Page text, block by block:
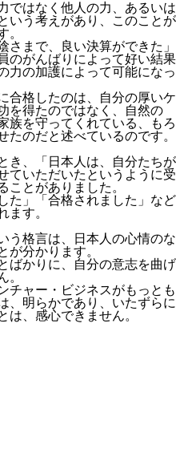
ではなく他人の力、あるいは
いう考えがあり、このことが
。
さまで、良い決算ができた」
のがんばりによって好い結果
力の加護によって可能になっ
合格したのは、自分の厚いケ
を得たのではなく、自然の
族を守ってくれている、もろ
たのだと述べているのです。
き、「日本人は、自分たちが
ていただいたというように受
ことがありました。
た」「合格されました」など
ます。
う格言は、日本人の心情のな
が分かります。
ばかりに、自分の意志を曲げ
。
チャー・ビジネスがもっとも
、明らかであり、いたずらに
は、感心できません。